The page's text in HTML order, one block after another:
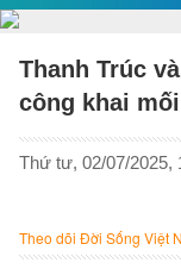
Thanh Trúc
công khai
Thứ tư, 02/07/2025,
Theo dõi Đời Sống Việt